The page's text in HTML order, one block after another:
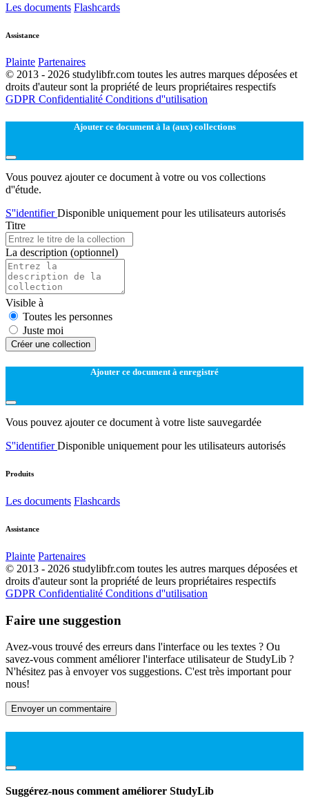
Les documents Flashcards
Assistance
Plainte Partenaires
© 2013 - 2026 studylibfr.com toutes les autres marques déposées et
droits d'auteur sont la propriété de leurs propriétaires respectifs
GDPR Confidentialité Conditions d''utilisation
Ajouter ce document à la (aux) collections
Vous pouvez ajouter ce document à votre ou vos collections
d''étude.
S''identifierDisponible uniquement pour les utilisateurs autorisés
Titre
La description (optionnel)
Visible à
Toutes les personnes
Juste moi
Créer une collection
Ajouter ce document à enregistré
Vous pouvez ajouter ce document à votre liste sauvegardée
S''identifierDisponible uniquement pour les utilisateurs autorisés
Produits
Les documents Flashcards
Assistance
Plainte Partenaires
© 2013 - 2026 studylibfr.com toutes les autres marques déposées et
droits d'auteur sont la propriété de leurs propriétaires respectifs
GDPR Confidentialité Conditions d''utilisation
Faire une suggestion
Avez-vous trouvé des erreurs dans l'interface ou les textes ? Ou
savez-vous comment améliorer l'interface utilisateur de StudyLib ?
N'hésitez pas à envoyer vos suggestions. C'est très important pour
nous!
Envoyer un commentaire
Suggérez-nous comment améliorer StudyLib